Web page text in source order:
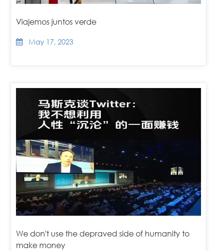
Viajemos juntos verde
May 17, 2023
We don't use the depraved side of humanity to
make money